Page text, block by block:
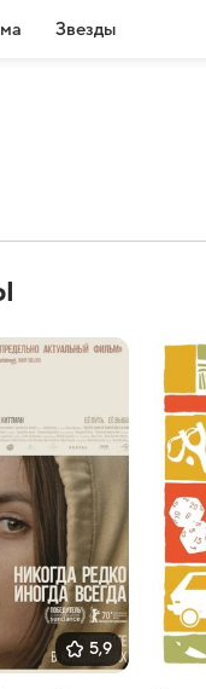
Звезды
5,9